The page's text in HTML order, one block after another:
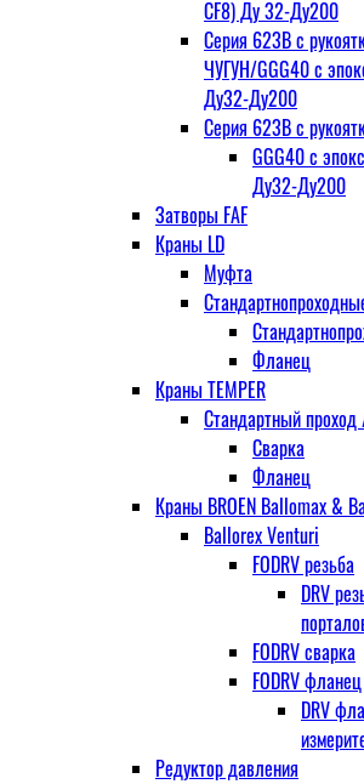
CF8) Ду 32-Ду200
Серия 623В с
ЧУГУН/GGG40 с
Ду32-Ду200
Серия 623В с
GGG40 с
Ду32-Ду200
Затворы FAF
Краны LD
Муфта
Фланец
Краны TEMPER
Стандартный
Сварка
Фланец
Краны BROEN Ballomax &
Ballorex Venturi
FODRV резьба
DRV
FODRV сварка
FODRV фланец
DRV
Редуктор давления